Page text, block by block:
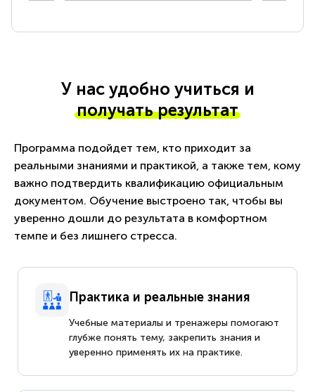
У нас удобно учиться и
получать результат
Программа подойдет тем, кто приходит за
реальными знаниями и практикой, а также тем, кому
важно подтвердить квалификацию официальным
документом. Обучение выстроено так, чтобы вы
уверенно дошли до результата в комфортном
темпе и без лишнего стресса.
Практика и реальные знания
Учебные материалы и тренажеры помогают
глубже понять тему, закрепить знания и
уверенно применять их на практике.